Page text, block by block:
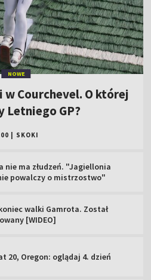
NOWE
w Courchevel. O której
Letniego GP?
SKOKI
nie ma złudzeń. "Jagiellonia
powalczy o mistrzostwo"
walki Gamrota. Został
[WIDEO]
20, Oregon: oglądaj 4. dzień